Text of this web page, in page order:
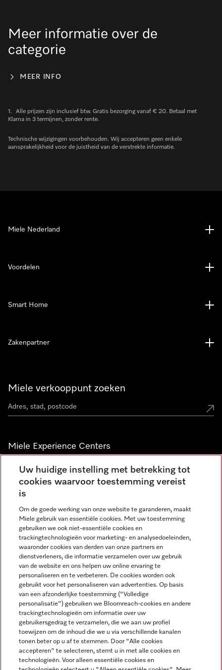
Meer informatie over de
categorie
MEER INFO
1.
Alle prijzen zijn inclusief btw. Gratis bezorging vanaf € 20. Betaal met
Klarna in 3 termijnen, zonder rente.
Technische wijzigingen voorbehouden. Wij accepteren geen enkele
aansprakelijkheid voor de juistheid van de verstrekte informatie.
Miele verkooppunt zoeken
Miele Experience Centers
Vind jouw Miele Experience Center
Nieuwsbrief
Miele Nederland
Voordelen
Smart Home
Zakenpartner
Disclaimer
Miele op Instagram
Miele op Facebook
Miele op Youtube
Uw huidige instelling met betrekking tot
cookies waarvoor toestemming vereist
is
Om de goede werking van onze website te garanderen, maakt
Miele gebruik van essentiële cookies. Met uw toestemming
gebruiken we ook niet-essentiële cookies en
trackingtechnologieën voor marketing- en analysedoeleinden,
waaronder cookies van derden van onze partners en
dienstverleners, die informatie verzamelen over uw gebruik
van de website en ons helpen uw online ervaring te
personaliseren en te verbeteren. De cookies worden ook
gebruikt voor het personaliseren van advertenties. Op basis
van een afzonderlijke toestemming ("Volledige
personalisatie") gebruiken we Bloomreach-cookies en andere
trackingtechnologieën om informatie over uw
gebruikersgedrag te verzamelen, die we aan uw profiel
toewijzen om de inhoud die we u via verschillende kanalen
tonen beter op u af te stemmen. Door "Alle cookies
accepteren" te selecteren, stemt u in met alle cookies en
technologieën. Voor alleen essentiële cookies en